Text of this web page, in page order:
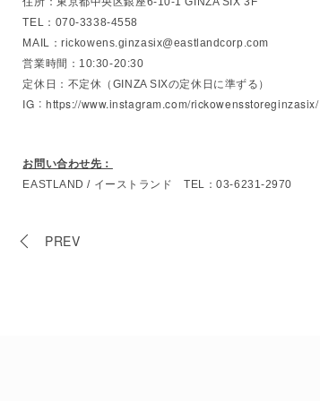
TEL：070-3338-4558
MAIL：rickowens.ginzasix@eastlandcorp.com
営業時間：10:30-20:30
定休日：不定休（GINZA SIXの定休日に準ずる）
IG：https://www.instagram.com/rickowensstoreginzasix/
お問い合わせ先：
EASTLAND / イーストランド TEL：03-6231-2970
PREV